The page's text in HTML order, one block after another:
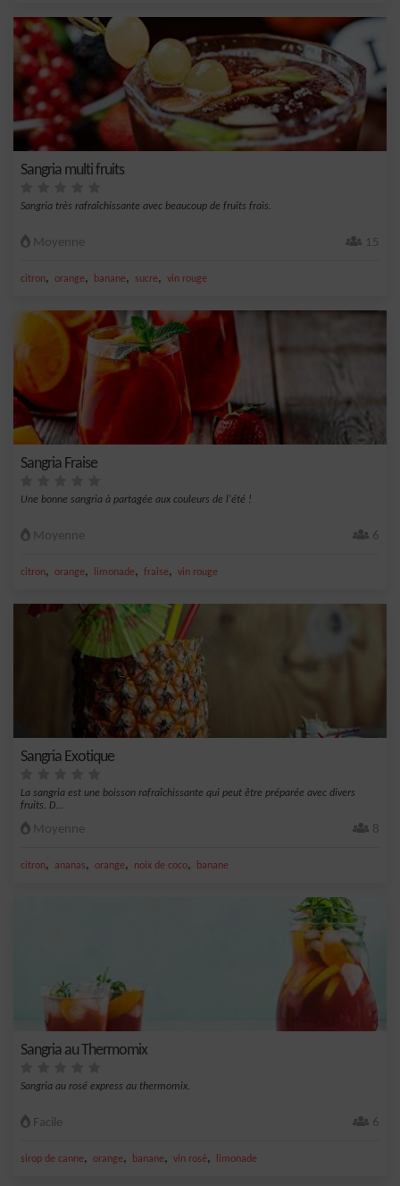
Sangria multi fruits
Sangria très rafraîchissante avec beaucoup de fruits frais.
Moyenne 15
citron, orange, banane, sucre, vin rouge
Sangria Fraise
Une bonne sangria à partagée aux couleurs de l'été !
Moyenne 6
citron, orange, limonade, fraise, vin rouge
Sangria Exotique
La sangria est une boisson rafraîchissante qui peut être préparée avec divers
fruits. D...
Moyenne 8
citron, ananas, orange, noix de coco, banane
Sangria au Thermomix
Sangria au rosé express au thermomix.
Facile 6
sirop de canne, orange, banane, vin rosé, limonade